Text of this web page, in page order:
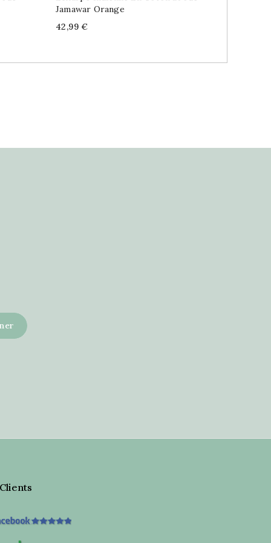
Jamawar Orange
Price
42,99 €